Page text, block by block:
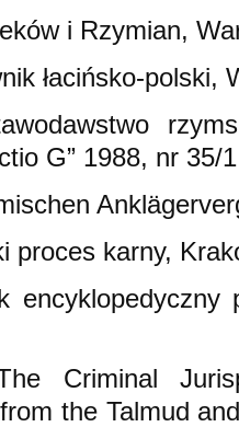
i Rzymian,
łacińsko-polski,
G” 1988, nr 35/
proces karny,
Criminal
the Talmud